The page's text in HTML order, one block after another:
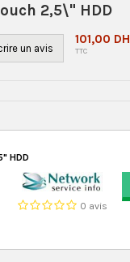
2,5\" HDD
un avis
101,00 DH
TTC
HDD
0 avis